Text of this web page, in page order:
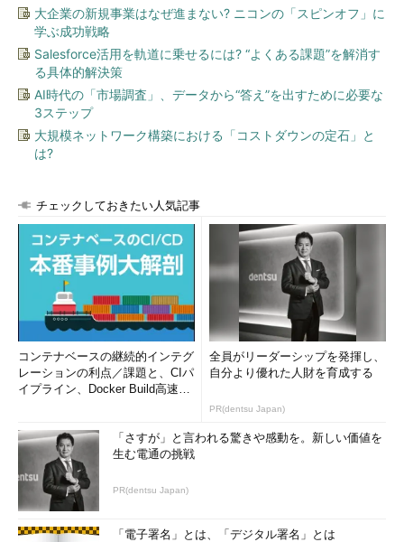
きる。Partition
Magicなどのツールを使えば、
ションを作成可能。
さて、現在のLinuxで標準的に使われているext2というファイ
ルシステムでは、理論的に4Tbytesのパーティションまで扱えま
す。これだけを見れば、当分の間1台のHDDを1つのパーティショ
8Gbytes、34Gbytesあたりにさまざまな規格上の制約がありま
す。IDEやBIOSの規格を決めたときには、まさかこれほど大容量
のHDDが使えるようになるとは予想していなかったためです。
実際、私が使っていたマザーボードでは、10GbytesのHDDを
認識しないどころか、ブートシーケンスがそこで止まってしまう
というありさまでした。ただこれはBIOSの問題だったようで
す。ブート用に小さなHDDを用意して、10Gbytes HDDの認識を
スキップすることで無事使えました。こうした制限に関しては、
http://www.linux.or.jp/JF/JFdocs/Large-Disk-HOWTO.html
一般的に、新しいマザーボードほど制約が少なくなっていま
す。しかし、中にはHDDの全容量を認識できないまでもマシン自
体の起動が可能で、しかしながら巨大なパーティションからは
OSをブートできない、という場合もあり得ます。こうしたとき
は、カーネルを収めるための領域を100Mbytesくらい確保する必
大企業の新規事業はなぜ進まない? ニコンの「スピンオフ」に
学ぶ成功戦略
Salesforce活用を軌道に乗せるには? “よくある課題”を解消す
る具体的解決策
AI時代の「市場調査」、データから“答え”を出すために必要な
3ステップ
大規模ネットワーク構築における「コストダウンの定石」と
は?
チェックしておきたい人気記事
コンテナベースの継続的インテグ
レーションの利点／課題と、CIパ
イプライン、Docker Build高速化
全員がリーダーシップを発揮し、
自分より優れた人財を育成する
PR(dentsu Japan)
「さすが」と言われる驚きや感動を。新しい価値を
生む電通の挑戦
PR(dentsu Japan)
「電子署名」とは、「デジタル署名」とは